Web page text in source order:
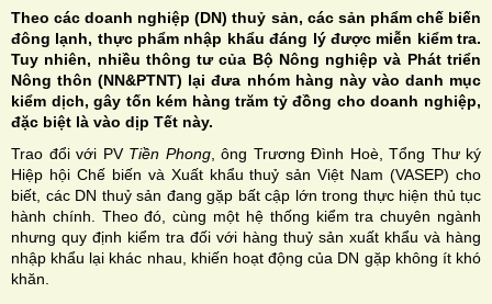
Theo các doanh nghiệp (DN) thuỷ sản, các sản phẩm chế biến
đông lạnh, thực phẩm nhập khẩu đáng lý được miễn kiểm tra.
Tuy nhiên, nhiều thông tư của Bộ Nông nghiệp và Phát triển
Nông thôn (NN&PTNT) lại đưa nhóm hàng này vào danh mục
kiểm dịch, gây tốn kém hàng trăm tỷ đồng cho doanh nghiệp,
đặc biệt là vào dịp Tết này.
Trao đổi với PV Tiền Phong, ông Trương Đình Hoè, Tổng Thư ký
Hiệp hội Chế biến và Xuất khẩu thuỷ sản Việt Nam (VASEP) cho
biết, các DN thuỷ sản đang gặp bất cập lớn trong thực hiện thủ tục
hành chính. Theo đó, cùng một hệ thống kiểm tra chuyên ngành
nhưng quy định kiểm tra đối với hàng thuỷ sản xuất khẩu và hàng
nhập khẩu lại khác nhau, khiến hoạt động của DN gặp không ít khó
khăn.